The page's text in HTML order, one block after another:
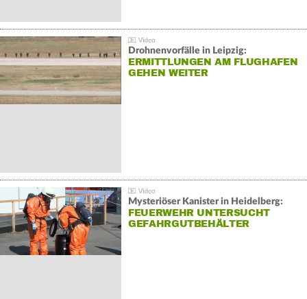
Drohnenvorfälle in Leipzig:
ERMITTLUNGEN AM FLUGHAFEN
GEHEN WEITER
Mysteriöser Kanister in Heidelberg:
FEUERWEHR UNTERSUCHT
GEFAHRGUTBEHÄLTER